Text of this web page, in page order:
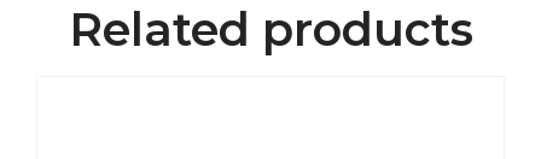
Related products